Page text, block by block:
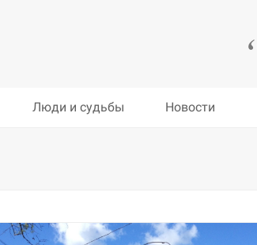
Люди и судьбы Новости